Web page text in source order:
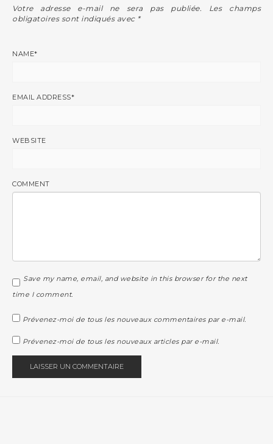
Votre adresse e-mail ne sera pas publiée.
Les champs
obligatoires sont indiqués avec *
NAME*
EMAIL ADDRESS*
WEBSITE
COMMENT
Save my name, email, and website in this browser for the next
time I comment.
Prévenez-moi de tous les nouveaux commentaires par e-mail.
Prévenez-moi de tous les nouveaux articles par e-mail.